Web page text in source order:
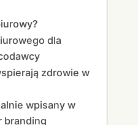
dla
zdrowie w
wpisany w
branding